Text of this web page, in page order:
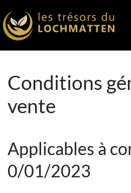
Skip to main content
Conditions
vente
Applicables à
0/01/2023